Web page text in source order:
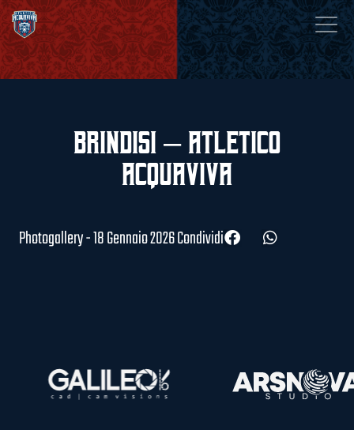
Brindisi – Atletico
Acquaviva
Photogallery - 18 Gennaio 2026Condividi